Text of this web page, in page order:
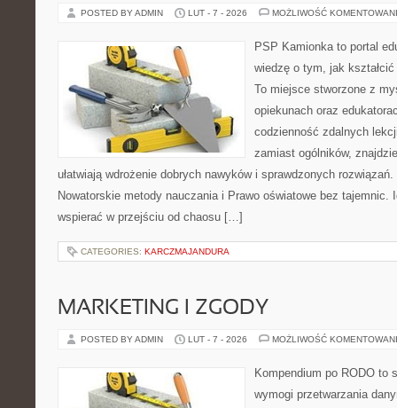
POSTED BY ADMIN LUT - 7 - 2026 MOŻLIWOŚĆ
PSP Kamionka to portal
wiedzę o tym, jak
To miejsce stworzone z
opiekunach oraz
codzienność zdalnych
zamiast ogólników,
ułatwiają wdrożenie dobrych nawyków i sprawdzonych
Nowatorskie metody nauczania i Prawo oświatowe bez tajemnic.
wspierać w przejściu od chaosu […]
CATEGORIES: KARCZMAJANDURA
MARKETING I ZGODY
POSTED BY ADMIN LUT - 7 - 2026 MOŻLIWOŚĆ
Kompendium po RODO to
wymogi przetwarzania